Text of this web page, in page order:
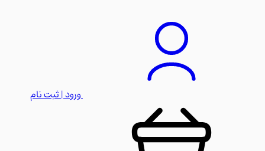
ورود | ثبت نام